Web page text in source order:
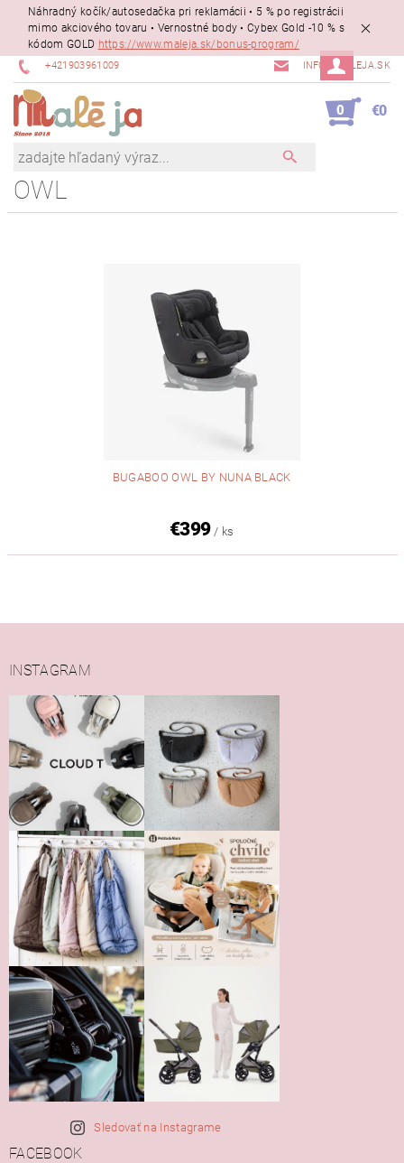
Náhradný kočík/autosedačka pri reklamácii • 5 % po registrácii
mimo akciového tovaru • Vernostné body • Cybex Gold -10 % s
kódom GOLD https://www.maleja.sk/bonus-program/
+421903961009 INFO@MALEJA.SK
0 €0
OWL
BUGABOO OWL BY NUNA BLACK
€399 / ks
INSTAGRAM
Sledovať na Instagrame
FACEBOOK